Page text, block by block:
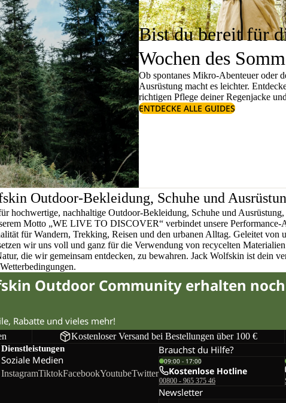
Bist du bereit für
Wochen des
Ob spontanes Mikro-Abenteuer oder
Ausrüstung macht es leichter.
richtigen Pflege deiner Regenjacke
ENTDECKE ALLE GUIDES
Outdoor-Bekleidung, Schuhe und
hochwertige, nachhaltige Outdoor-Bekleidung, Schuhe und
Motto „WE LIVE TO DISCOVER“ verbindet unsere Performance-
für Wandern, Trekking, Reisen und den urbanen Alltag. Geleitet von
wir uns voll und ganz für die Verwendung von recycelten
die wir gemeinsam entdecken, zu bewahren. Jack Wolfskin ist dein
Outdoor Community erhalten
Rabatte und vieles mehr!
Kostenloser Versand bei Bestellungen über 100 €
Dienstleistungen
Soziale Medien
InstagramTiktokFacebookYoutubeTwitter
Brauchst du Hilfe?
09:00 - 17:00
Kostenlose Hotline
00800 - 965 375 46
Newsletter